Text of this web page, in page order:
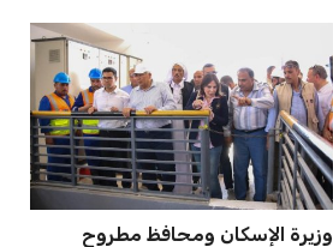
وزيرة الإسكان ومحافظ مطروح